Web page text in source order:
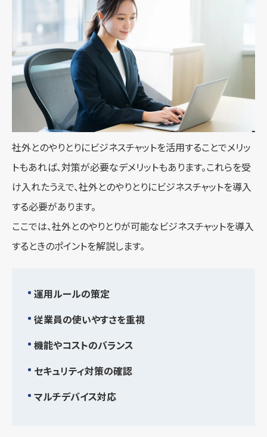
社外とのやりとりにビジネスチャットを活用することでメリッ
トもあれば、対策が必要なデメリットもあります。これらを受
け入れたうえで、社外とのやりとりにビジネスチャットを導入
する必要があります。
ここでは、社外とのやりとりが可能なビジネスチャットを導入
するときのポイントを解説します。
運用ルールの策定
従業員の使いやすさを重視
機能やコストのバランス
セキュリティ対策の確認
マルチデバイス対応